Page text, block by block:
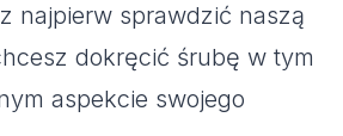
najpierw sprawdzić naszą
dokręcić śrubę w tym
aspekcie swojego